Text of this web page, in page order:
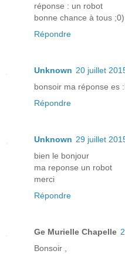
réponse : un robot
bonne chance à tous ;0)
Répondre
Unknown 20 juillet
bonsoir ma réponse es
Répondre
Unknown 29 juillet
bien le bonjour
ma reponse un robot
merci
Répondre
Ge Murielle Chapelle
Bonsoir ,